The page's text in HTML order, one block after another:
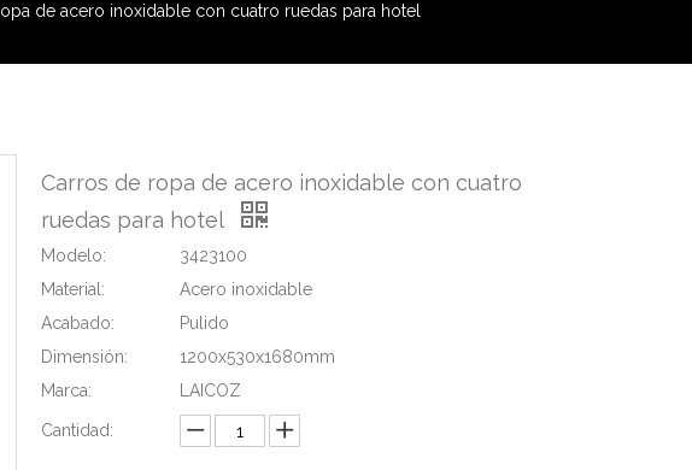
de acero inoxidable con cuatro ruedas para hotel
Carros de ropa de acero inoxidable con cuatro
ruedas para hotel
Modelo:
3423100
Material:
Acero inoxidable
Acabado:
Pulido
Dimensión:
1200x530x1680mm
Marca:
LAICOZ
Cantidad: